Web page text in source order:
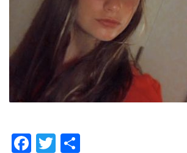
FacebookTwitter